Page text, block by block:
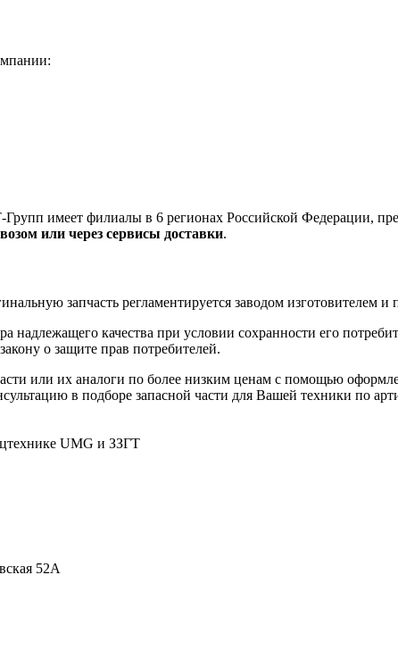
имеет филиалы в 6 регионах Российской Федерации,
или через сервисы доставки.
запчасть регламентируется заводом изготовителем и
надлежащего качества при условии сохранности его
о защите прав потребителей.
или их аналоги по более низким ценам с помощью
в подборе запасной части для Вашей техники по
UMG и ЗЗГТ
52А